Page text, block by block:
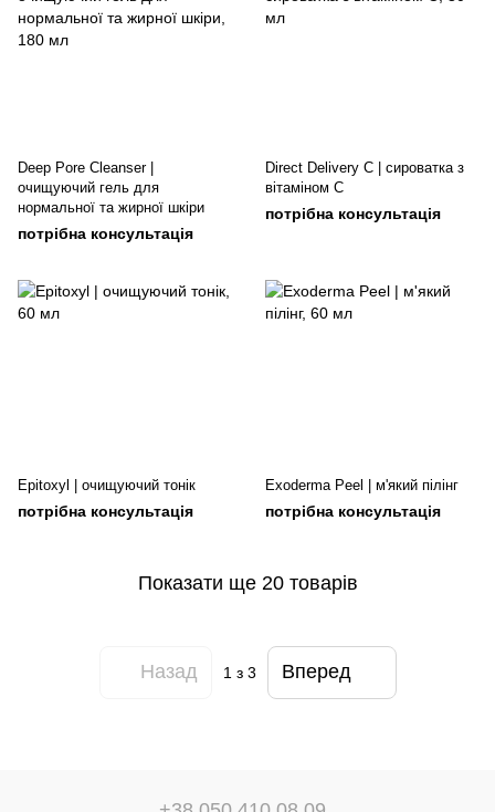
Deep Pore Cleanser |
очищуючий гель для
нормальної та жирної шкіри
потрібна консультація
Direct Delivery C | сироватка з
вітаміном C
потрібна консультація
Epitoxyl | очищуючий тонік
потрібна консультація
Exoderma Peel | м'який пілінг
потрібна консультація
Показати ще 20 товарів
Назад 1 з 3 Вперед